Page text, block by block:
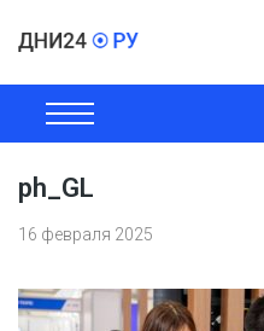
ОБЩЕСТВО
ph_GL
16 февраля 2025